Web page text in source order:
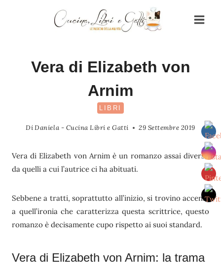
Vera di Elizabeth von
Arnim
LIBRI
DiDaniela - Cucina Libri e Gatti 29 Settembre 2019
Vera di Elizabeth von Arnim è un romanzo assai diverso
da quelli a cui l’autrice ci ha abituati.
Sebbene a tratti, soprattutto all’inizio, si trovino accenni
a quell’ironia che caratterizza questa scrittrice, questo
romanzo è decisamente cupo rispetto ai suoi standard.
Vera di Elizabeth von Arnim: la trama